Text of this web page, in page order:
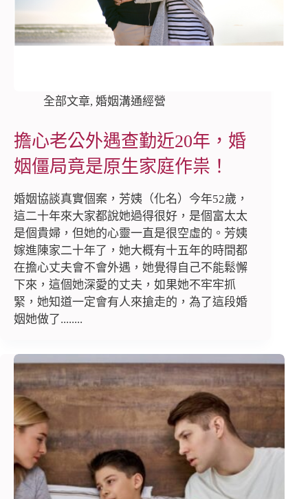
全部文章, 婚姻溝通經營
擔心老公外遇查勤近20年，婚
姻僵局竟是原生家庭作祟！
婚姻協談真實個案，芳姨（化名）今年52歲，
這二十年來大家都說她過得很好，是個富太太
是個貴婦，但她的心靈一直是很空虛的。芳姨
嫁進陳家二十年了，她大概有十五年的時間都
在擔心丈夫會不會外遇，她覺得自己不能鬆懈
下來，這個她深愛的丈夫，如果她不牢牢抓
緊，她知道一定會有人來搶走的，為了這段婚
姻她做了........